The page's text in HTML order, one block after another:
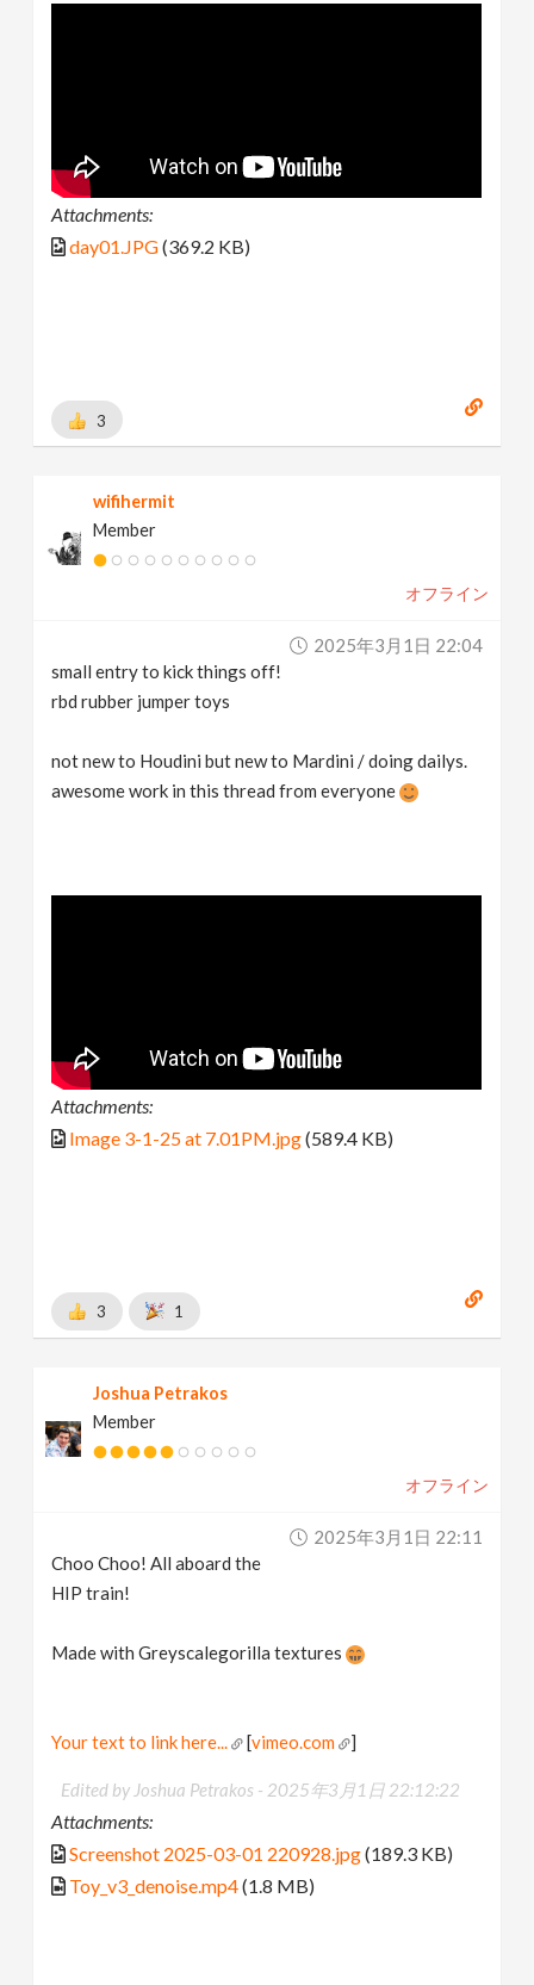
Attachments:
day01.JPG(369.2 KB)
3
wifihermit
Member
オフライン
2025年3月1日 22:04
small entry to kick things off!
rbd rubber jumper toys
not new to Houdini but new to Mardini / doing dailys.
awesome work in this thread from everyone
Attachments:
Image 3-1-25 at 7.01PM.jpg(589.4 KB)
3 1
Joshua Petrakos
Member
オフライン
2025年3月1日 22:11
Choo Choo! All aboard the
HIP train!
Made with Greyscalegorilla textures
Your text to link here... [vimeo.com ]
Edited by Joshua Petrakos - 2025年3月1日 22:12:22
Attachments:
Screenshot 2025-03-01 220928.jpg(189.3 KB)
Toy_v3_denoise.mp4(1.8 MB)